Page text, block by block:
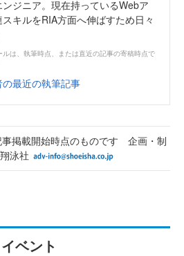
ンジニア。現在持っているWebア
キルをRIA方面へ伸ばすため日々
ルは、執筆時点、または直近の記事の寄稿時点で
の最近の執筆記事
事掲載開始時点のものです 企画・制
泳社
イベント